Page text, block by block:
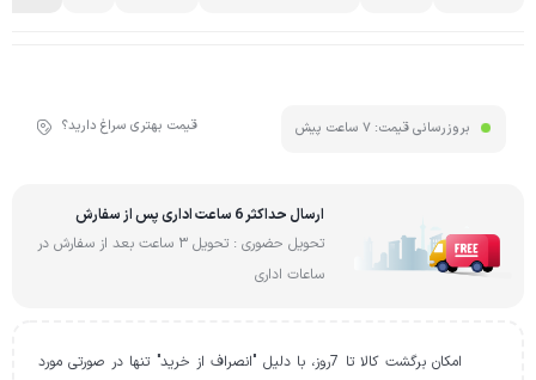
بروزرسانی قیمت: 7 ساعت پیش قیمت بهتری سراغ دارید؟
ارسال حداکثر 6 ساعت اداری پس از سفارش
تحویل حضوری : تحویل 3 ساعت بعد از سفارش در
ساعات اداری
امکان برگشت کالا تا 7روز، با دلیل "انصراف از خرید" تنها در صورتی مورد